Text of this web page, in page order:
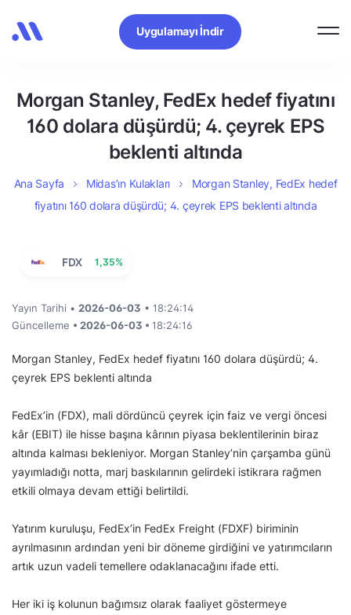
Uygulamayı İndir
Morgan Stanley, FedEx hedef fiyatını
160 dolara düşürdü; 4. çeyrek EPS
beklenti altında
Ana Sayfa Midas’ın Kulakları
Morgan Stanley, FedEx hedef
fiyatını 160 dolara düşürdü; 4. çeyrek EPS beklenti altında
FDX 1,35%
Yayın Tarihi • 2026-06-03 • 18:24:14
Güncelleme • 2026-06-03 • 18:24:16
Morgan Stanley, FedEx hedef fiyatını 160 dolara düşürdü; 4.
çeyrek EPS beklenti altında
FedEx’in (FDX), mali dördüncü çeyrek için faiz ve vergi öncesi
kâr (EBIT) ile hisse başına kârının piyasa beklentilerinin biraz
altında kalması bekleniyor. Morgan Stanley’nin çarşamba günü
yayımladığı notta, marj baskılarının gelirdeki istikrara rağmen
etkili olmaya devam ettiği belirtildi.
Yatırım kuruluşu, FedEx’in FedEx Freight (FDXF) biriminin
ayrılmasının ardından yeni bir döneme girdiğini ve yatırımcıların
artık uzun vadeli temellere odaklanacağını ifade etti.
Her iki iş kolunun bağımsız olarak faaliyet göstermeye